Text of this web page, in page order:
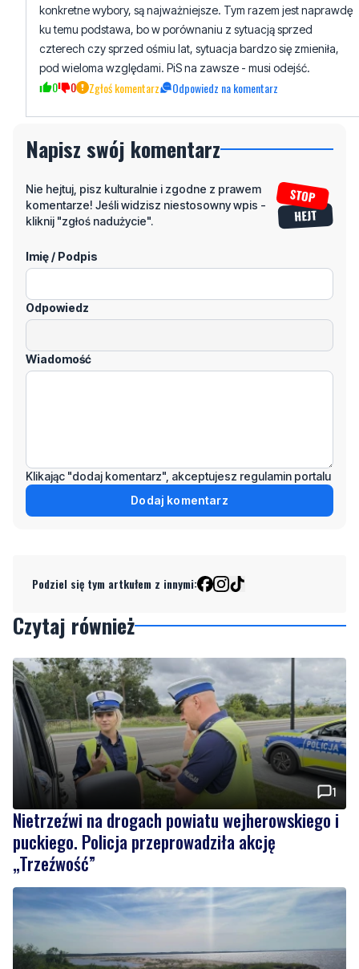
wybory. Trzeba sobie uświadomić, jaka jest ich stawka, o co
chodzi. Często się mówi - to najważniejsze wybory po 1989 r.,
ale przecież tak nie jeden raz się mówiło, że te wybory,
konkretne wybory, są najważniejsze. Tym razem jest naprawdę
ku temu podstawa, bo w porównaniu z sytuacją sprzed
0 0 Zgłoś komentarz Odpowiedz na komentarz
Napisz swój komentarz
komentarze! Jeśli widzisz niestosowny wpis -
Imię / Podpis
Odpowiedz
Podziel się tym artkułem z innymi:
Czytaj również
Nietrzeźwi na drogach powiatu wejherowskiego i
puckiego. Policja przeprowadziła akcję
„Trzeźwość”